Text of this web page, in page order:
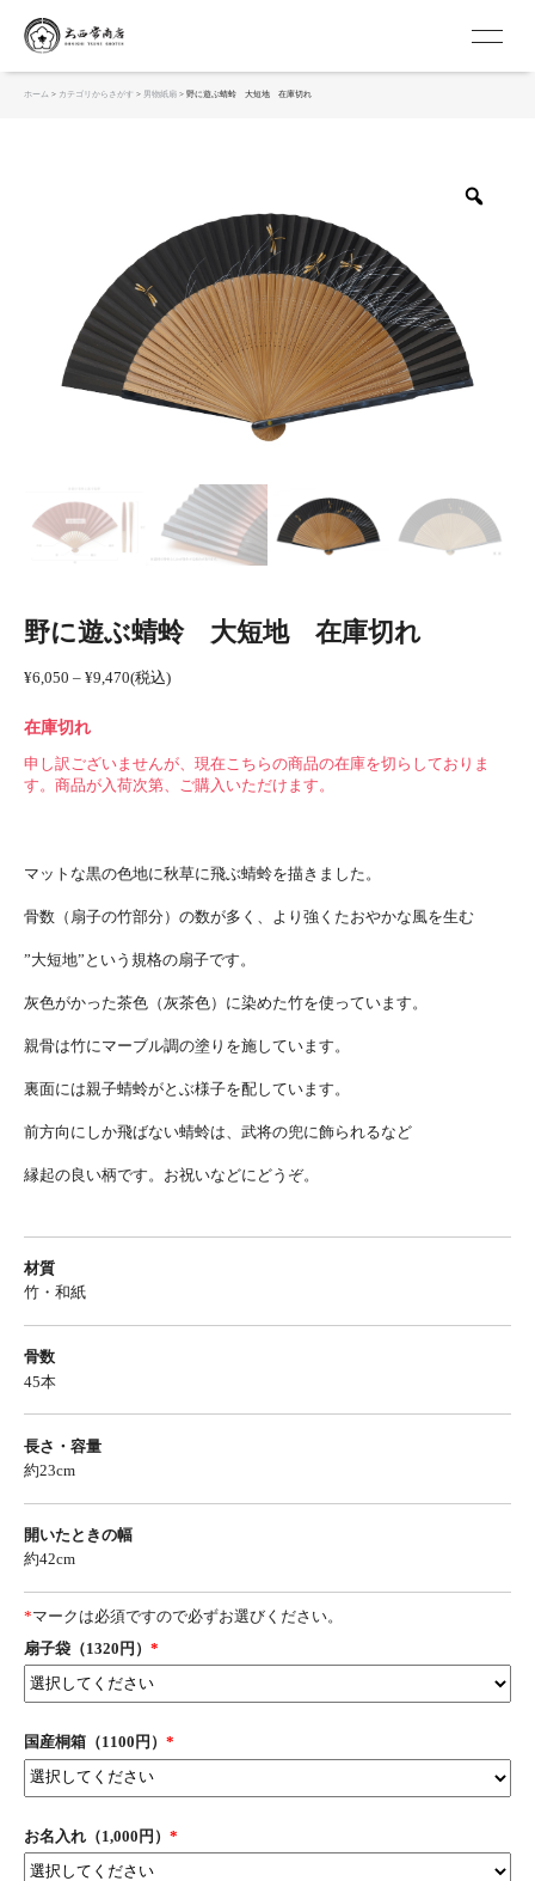
ホーム > カテゴリからさがす > 男物紙扇 > 野に遊ぶ蜻蛉 大短地 在庫切れ
野に遊ぶ蜻蛉 大短地 在庫切れ
¥6,050 – ¥9,470価
格
¥9,470
(税込)
在庫切れ
申し訳ございませんが、現在こちらの商品の在庫を切らしておりま
す。商品が入荷次第、ご購入いただけます。
マットな黒の色地に秋草に飛ぶ蜻蛉を描きました。
骨数（扇子の竹部分）の数が多く、より強くたおやかな風を生む
”大短地”という規格の扇子です。
灰色がかった茶色（灰茶色）に染めた竹を使っています。
親骨は竹にマーブル調の塗りを施しています。
裏面には親子蜻蛉がとぶ様子を配しています。
前方向にしか飛ばない蜻蛉は、武将の兜に飾られるなど
縁起の良い柄です。お祝いなどにどうぞ。
材質
竹・和紙
骨数
45本
長さ・容量
約23cm
開いたときの幅
約42cm
*マークは必須ですので必ずお選びください。
扇子袋（1320円） *
国産桐箱（1100円） *
お名入れ（1,000円） *